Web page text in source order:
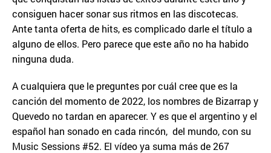
consiguen hacer sonar sus ritmos en las discotecas.
Ante tanta oferta de hits, es complicado darle el título a
alguno de ellos. Pero parece que este año no ha habido
ninguna duda.
A cualquiera que le preguntes por cuál cree que es la
canción del momento de 2022, los nombres de Bizarrap y
Quevedo no tardan en aparecer. Y es que el argentino y el
español han sonado en cada rincón, del mundo, con su
Music Sessions #52. El vídeo ya suma más de 267